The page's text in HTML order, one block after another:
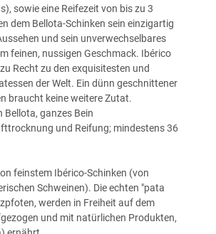
sowie eine Reifezeit von bis zu 3
dem Bellota-Schinken sein einzigartig
und sein unverwechselbares
feinen, nussigen Geschmack. Ibérico
Recht zu den exquisitesten und
der Welt. Ein dünn geschnittener
braucht keine weitere Zutat.
Bellota, ganzes Bein
und Reifung; mindestens 36
feinstem Ibérico-Schinken (von
Schweinen). Die echten "pata
werden in Freiheit auf dem
und mit natürlichen Produkten,